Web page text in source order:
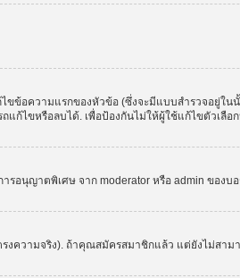
ข้อความแรกของหัวข้อ (ซึ่งจะมีแบบสำรวจอยู่ใ
ก้ไขหรือลบได้. เพื่อป้องกันไม่ให้ผู้ใช้แก้ไขตัวเลือ
อนุญาตพิเศษ จาก moderator หรือ admin ของ
ความจริง). ถ้าคุณสมัครสมาชิกแล้ว แต่ยังไม่สา